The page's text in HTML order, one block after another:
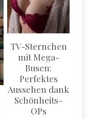
TV-Sternchen
mit Mega-
Busen:
Perfektes
Aussehen dank
Schönheits-
OPs